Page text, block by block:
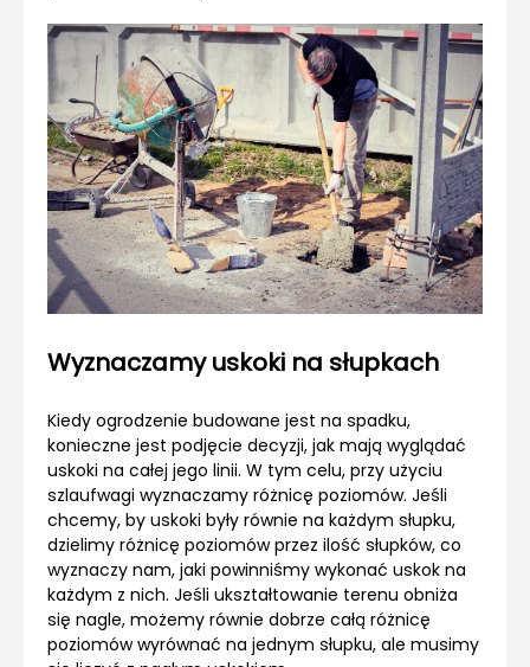
Wyznaczamy uskoki na słupkach
Kiedy ogrodzenie budowane jest na spadku,
konieczne jest podjęcie decyzji, jak mają wyglądać
uskoki na całej jego linii. W tym celu, przy użyciu
szlaufwagi wyznaczamy różnicę poziomów. Jeśli
chcemy, by uskoki były równie na każdym słupku,
dzielimy różnicę poziomów przez ilość słupków, co
wyznaczy nam, jaki powinniśmy wykonać uskok na
każdym z nich. Jeśli ukształtowanie terenu obniża
się nagle, możemy równie dobrze całą różnicę
poziomów wyrównać na jednym słupku, ale musimy